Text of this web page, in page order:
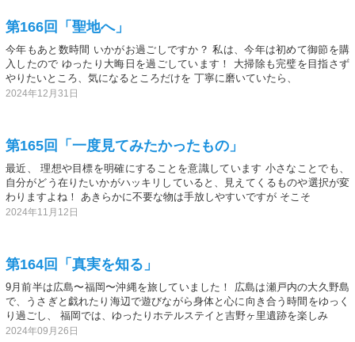
第166回「聖地へ」
今年もあと数時間 いかがお過ごしですか？ 私は、今年は初めて御節を購
入したので ゆったり大晦日を過ごしています！ 大掃除も完璧を目指さず
やりたいところ、気になるところだけを 丁寧に磨いていたら、
2024年12月31日
第165回「一度見てみたかったもの」
最近、 理想や目標を明確にすることを意識しています 小さなことでも、
自分がどう在りたいかがハッキリしていると、見えてくるものや選択が変
わりますよね！ あきらかに不要な物は手放しやすいですが そこそ
2024年11月12日
第164回「真実を知る」
9月前半は広島〜福岡〜沖縄を旅していました！ 広島は瀬戸内の大久野島
で、うさぎと戯れたり海辺で遊びながら身体と心に向き合う時間をゆっく
り過ごし、 福岡では、ゆったりホテルステイと吉野ヶ里遺跡を楽しみ
2024年09月26日